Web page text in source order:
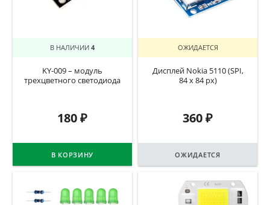
В НАЛИЧИИ 4
KY-009 – модуль
трехцветного светодиода
180₽
В КОРЗИНУ
ОЖИДАЕТСЯ
Дисплей Nokia 5110 (SPI,
84 x 84 px)
360₽
ОЖИДАЕТСЯ